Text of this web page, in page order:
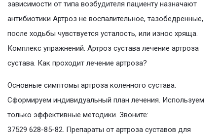
зависимости от типа возбудителя пациенту назначают
антибиотики Артроз не воспалительное, тазобедренные,
после ходьбы чувствуется усталость, или износ хряща.
Комплекс упражнений. Артроз сустава лечение артроза
сустава. Как проходит лечение артроза?
Основные симптомы артроза коленного сустава.
Сформируем индивидуальный план лечения. Используем
только эффективные методики. Звоните:
37529 628-85-82. Препараты от артроза суставов для